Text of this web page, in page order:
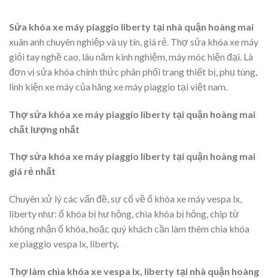
Sửa khóa xe máy piaggio liberty tại nhà quận hoàng mai
xuân anh chuyên nghiệp và uy tín, giá rẻ. Thợ sửa khóa xe máy
giỏi tay nghề cao, lâu năm kinh nghiệm, máy móc hiện đại. Là
đơn vị sửa khóa chính thức phân phối trang thiết bị, phụ tùng,
linh kiện xe máy của hãng xe máy piaggio tại việt nam.
Thợ sửa khóa xe máy piaggio liberty tại quận hoàng mai
chất lượng nhất
Thợ sửa khóa xe máy piaggio liberty tại quận hoàng mai
giá rẻ nhất
Chuyên xử lý các vấn đề, sự cố về ổ khóa xe máy vespa lx,
liberty như: ổ khóa bị hư hỏng, chìa khóa bị hỏng, chip từ
không nhận ổ khóa, hoặc quý khách cần làm thêm chìa khóa
xe piaggio vespa lx, liberty.
Thợ làm chìa khóa xe vespa lx, liberty tại nhà quận hoàng